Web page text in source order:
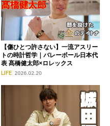
【傷ひとつ許さない】一流アスリー
トの時計哲学｜バレーボール日本代
表 髙橋健太郎×ロレックス
LIFE 2026.02.20